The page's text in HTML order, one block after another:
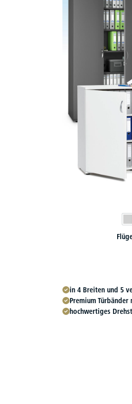
in 4 Breiten und 5
Premium
hochwertiges